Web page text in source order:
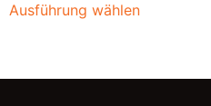
Ausführung wählen